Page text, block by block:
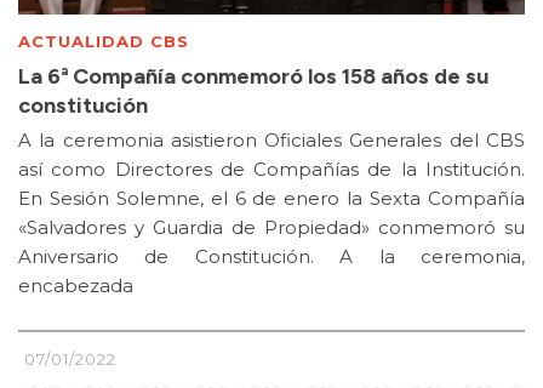
ACTUALIDAD CBS
La 6ª Compañía conmemoró los 158 años de su
constitución
A la ceremonia asistieron Oficiales Generales del CBS
así como Directores de Compañías de la Institución.
En Sesión Solemne, el 6 de enero la Sexta Compañía
«Salvadores y Guardia de Propiedad» conmemoró su
Aniversario de Constitución. A la ceremonia,
encabezada
07/01/2022